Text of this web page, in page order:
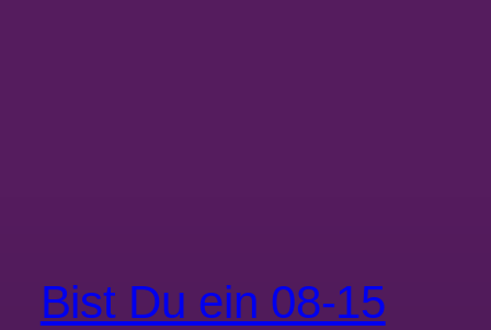
Bist Du ein 08-15